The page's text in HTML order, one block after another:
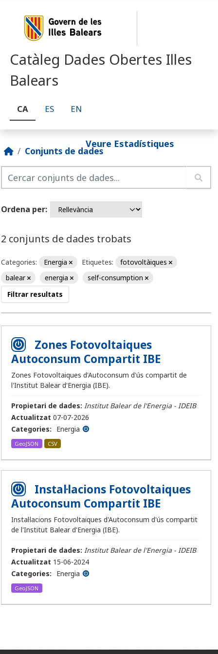
Catàleg Dades Obertes Illes
Balears
CA ES EN
Veure Estadístiques
Conjunts de dades
Ordena per
2 conjunts de dades trobats
Categories: Energia Etiquetes:
fotovoltàiques
balear
energia
self-consumption
Filtrar resultats
Zones Fotovoltaiques
Autoconsum Compartit IBE
Zones Fotovoltaiques d'Autoconsum d'ús compartit de
l'Institut Balear d'Energia (IBE).
Propietari de dades: Institut Balear de l'Energia - IDEIB
Actualitzat 07-07-2026
Categories:
Energia
GeoJSON CSV
Instal·lacions Fotovoltaiques
Autoconsum Compartit IBE
Instal·lacions Fotovoltaiques d'Autoconsum d'ús compartit
de l'Institut Balear d'Energia (IBE).
Propietari de dades: Institut Balear de l'Energia - IDEIB
Actualitzat 15-06-2024
Categories:
Energia
GeoJSON